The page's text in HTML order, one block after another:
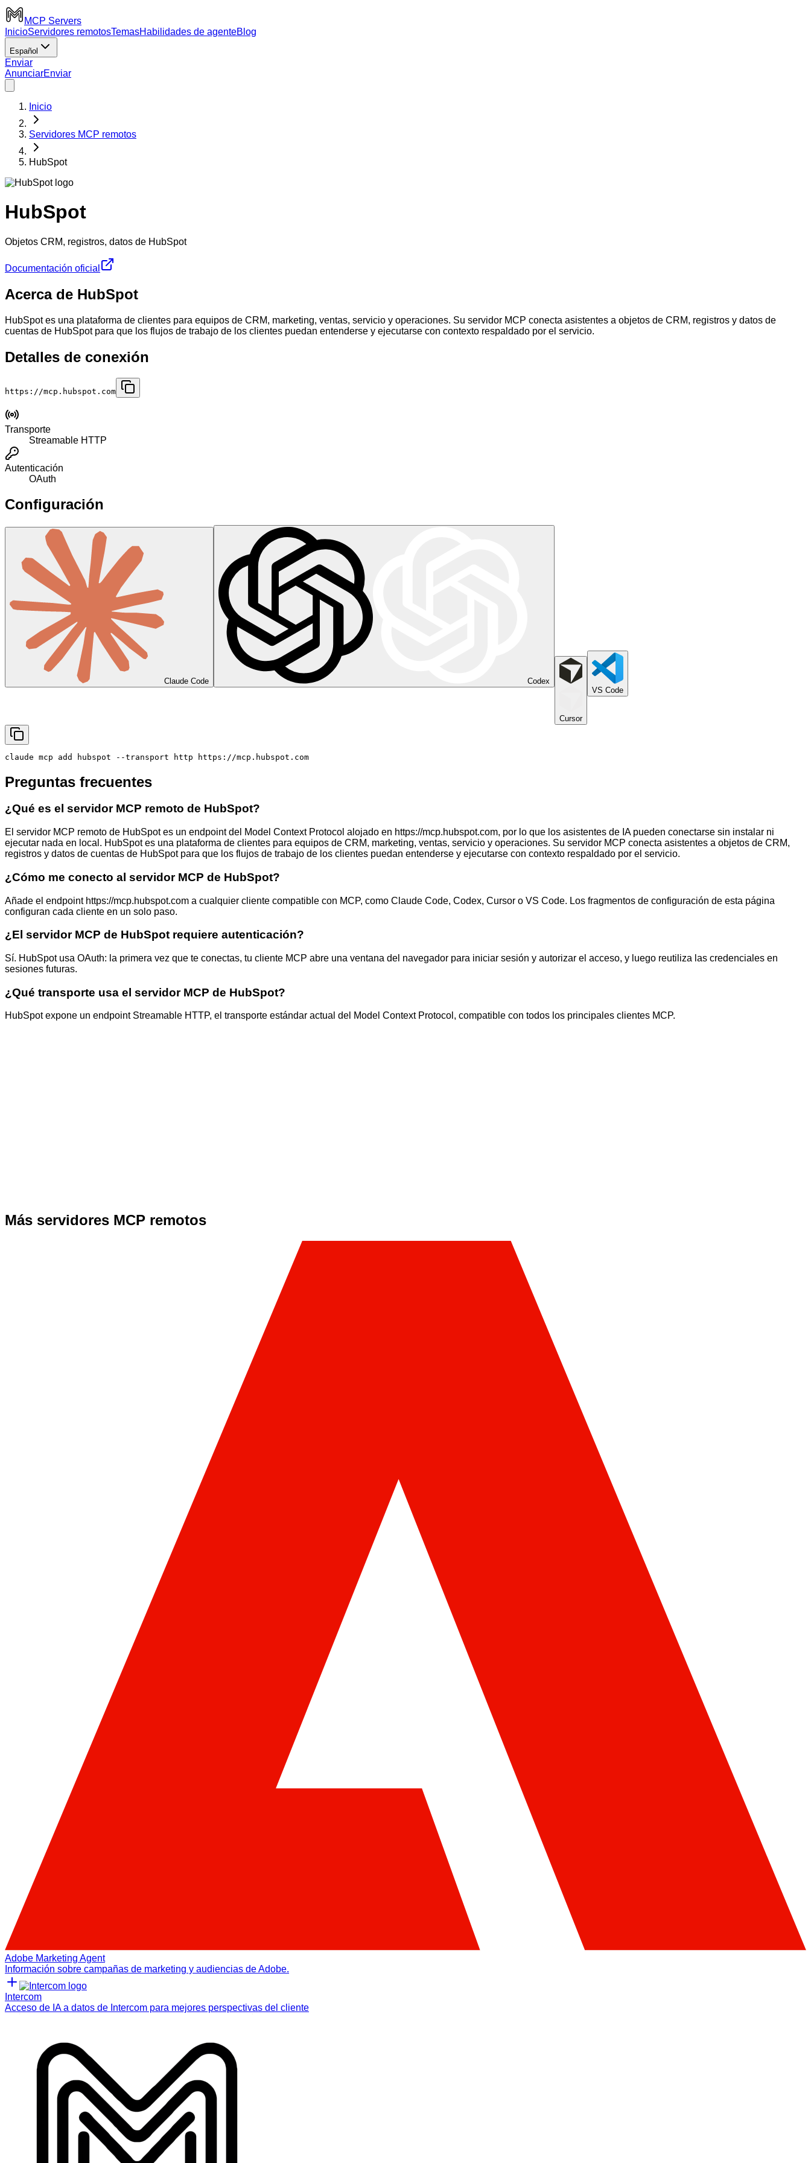
MCP Servers
InicioServidores remotosTemasHabilidades de agenteBlog
Español
Enviar
AnunciarEnviar
Inicio
Servidores MCP remotos
HubSpot
HubSpot
Objetos CRM, registros, datos de HubSpot
Documentación oficial
Acerca de HubSpot
HubSpot es una plataforma de clientes para equipos de CRM, marketing, ventas, servicio y operaciones. Su servidor MCP conecta asistentes a objetos de CRM, registros y datos de
cuentas de HubSpot para que los flujos de trabajo de los clientes puedan entenderse y ejecutarse con contexto respaldado por el servicio.
Detalles de conexión
https://mcp.hubspot.com
Transporte
Streamable HTTP
Autenticación
OAuth
Configuración
Claude Code Codex
Cursor
VS Code
claude mcp add hubspot --transport http https://mcp.hubspot.com
Preguntas frecuentes
¿Qué es el servidor MCP remoto de HubSpot?
El servidor MCP remoto de HubSpot es un endpoint del Model Context Protocol alojado en https://mcp.hubspot.com, por lo que los asistentes de IA pueden conectarse sin instalar ni
ejecutar nada en local. HubSpot es una plataforma de clientes para equipos de CRM, marketing, ventas, servicio y operaciones. Su servidor MCP conecta asistentes a objetos de CRM,
registros y datos de cuentas de HubSpot para que los flujos de trabajo de los clientes puedan entenderse y ejecutarse con contexto respaldado por el servicio.
¿Cómo me conecto al servidor MCP de HubSpot?
Añade el endpoint https://mcp.hubspot.com a cualquier cliente compatible con MCP, como Claude Code, Codex, Cursor o VS Code. Los fragmentos de configuración de esta página
configuran cada cliente en un solo paso.
¿El servidor MCP de HubSpot requiere autenticación?
Sí. HubSpot usa OAuth: la primera vez que te conectas, tu cliente MCP abre una ventana del navegador para iniciar sesión y autorizar el acceso, y luego reutiliza las credenciales en
sesiones futuras.
¿Qué transporte usa el servidor MCP de HubSpot?
HubSpot expone un endpoint Streamable HTTP, el transporte estándar actual del Model Context Protocol, compatible con todos los principales clientes MCP.
Más servidores MCP remotos
Adobe Marketing Agent
Información sobre campañas de marketing y audiencias de Adobe.
Intercom
Acceso de IA a datos de Intercom para mejores perspectivas del cliente